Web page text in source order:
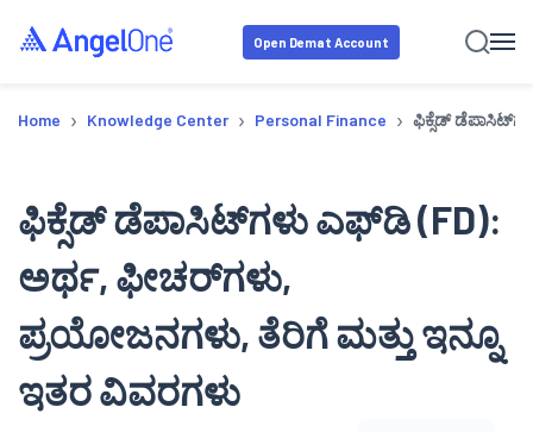
Open Demat Account
Home › Knowledge Center › Personal Finance › ಫಿಕ್ಸೆಡ್
ಫಿಕ್ಸೆಡ್ ಡೆಪಾಸಿಟ್‌ಗಳು ಎಫ್‌ಡಿ (FD):
ಅರ್ಥ, ಫೀಚರ್‌ಗಳು,
ಪ್ರಯೋಜನಗಳು, ತೆರಿಗೆ ಮತ್ತು ಇನ್ನೂ
ಇತರ ವಿವರಗಳು